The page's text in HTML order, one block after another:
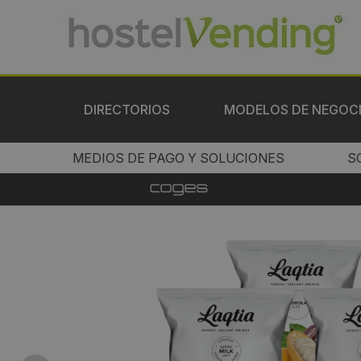
DIRECTORIOS MODELOS DE
MEDIOS DE PAGO Y SOLUCIONES